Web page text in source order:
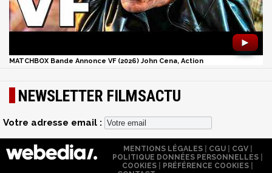
►
MATCHBOX Bande Annonce VF (2026) John Cena, Action
NEWSLETTER FILMSACTU
Votre adresse email :
MENTIONS LÉGALES| CGU| CGV|
POLITIQUE DONNÉES PERSONNELLES
COOKIES
PRÉFÉRENCE COOKIES